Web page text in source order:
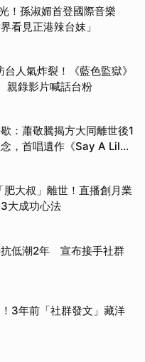
！孫淑媚首登國際音樂
看見正港辣台妹」
人氣炸裂！《藍色監獄》
錄影片喊話台粉
：蕭敬騰揭方大同離世後1
，首唱遺作《Say A Lil
大叔」離世！直播創月業
大成功心法
低潮2年 宣布接手社群
3年前「社群發文」藏洋